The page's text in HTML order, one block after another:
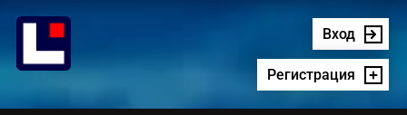
содержимому
Вход
Регистрация